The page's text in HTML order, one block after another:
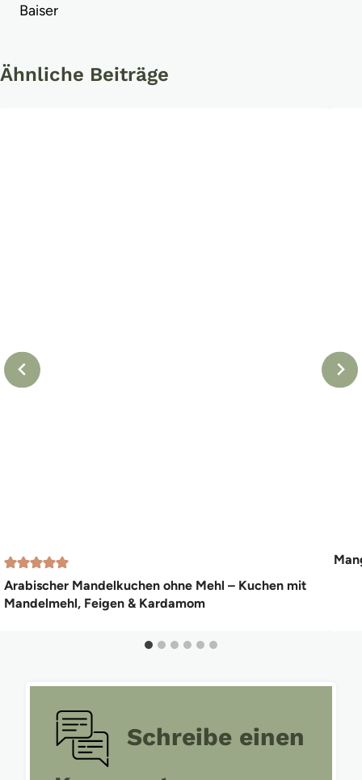
Baiser
Ähnliche Beiträge
Arabischer Mandelkuchen ohne Mehl – Kuchen mit
Mandelmehl, Feigen & Kardamom
Schreibe einen